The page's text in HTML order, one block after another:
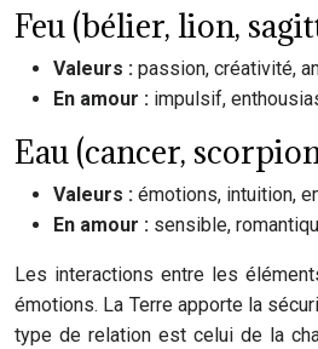
Feu (bélier, lion,
Valeurs : passion, créativité,
En amour : impulsif,
Eau (cancer,
Valeurs : émotions, intuition,
En amour : sensible,
Les interactions entre les
émotions. La Terre apporte la
type de relation est celui de la